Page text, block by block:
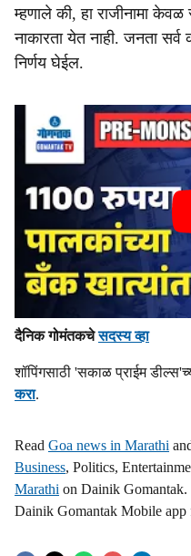
म्हणाले की, हा राजीनामा
नाकारता येत नाही. जनता
निर्णय घेईल.
दैनिक गोमंतकचेसदस्य व्हा
शॉपिंगसाठी 'सकाळ प्राईम
करा.
Read Goa news in Marathi
Business, Politics,
Marathi on Dainik Gomantak.
Dainik Gomantak Mobile app